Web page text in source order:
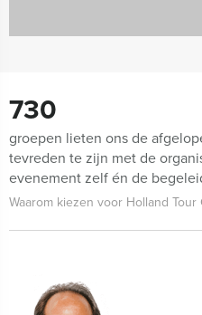
730
groepen lieten ons de
tevreden te zijn met de
evenement zelf én de
Waarom kiezen voor Holland Tour